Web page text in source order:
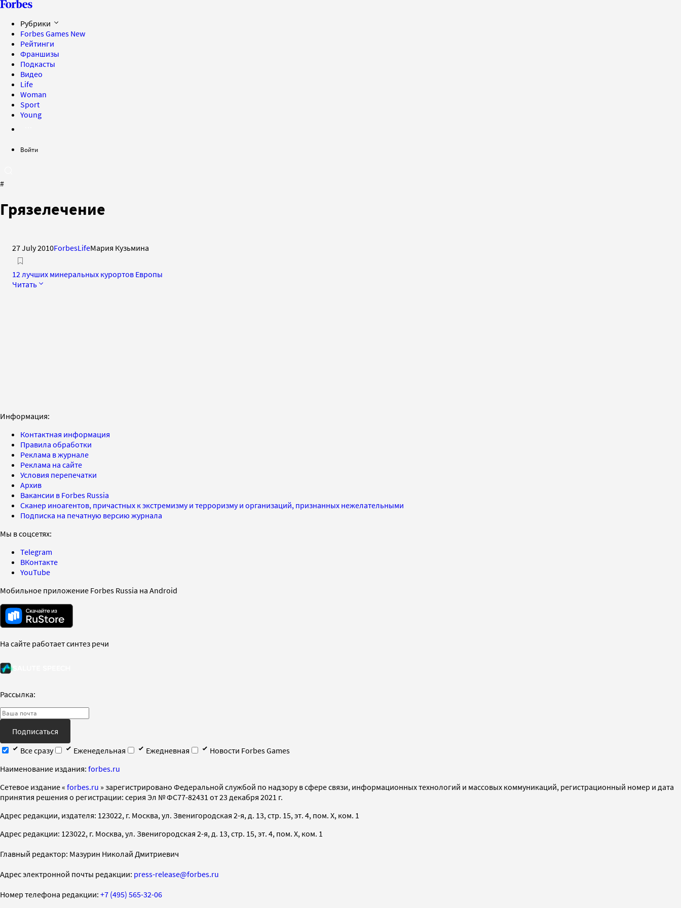
Рубрики
Forbes Games New
Рейтинги
Франшизы
Подкасты
Видео
Life
Woman
Sport
Young
Войти
#
Грязелечение
27 July 2010ForbesLifeМария Кузьмина
12 лучших минеральных курортов Европы
Читать
Информация:
Контактная информация
Правила обработки
Реклама в журнале
Реклама на сайте
Условия перепечатки
Архив
Вакансии в Forbes Russia
Сканер иноагентов, причастных к экстремизму и терроризму и организаций, признанных нежелательными
Подписка на печатную версию журнала
Мы в соцсетях:
Telegram
ВКонтакте
YouTube
Мобильное приложение Forbes Russia на Android
На сайте работает синтез речи
Рассылка:
Подписаться
Все сразу
Еженедельная Ежедневная
Новости Forbes Games
Наименование издания: forbes.ru
Cетевое издание « forbes.ru » зарегистрировано Федеральной службой по надзору в сфере связи, информационных технологий и массовых коммуникаций, регистрационный номер и дата
принятия решения о регистрации: серия Эл № ФС77-82431 от 23 декабря 2021 г.
Адрес редакции, издателя: 123022, г. Москва, ул. Звенигородская 2-я, д. 13, стр. 15, эт. 4, пом. X, ком. 1
Адрес редакции: 123022, г. Москва, ул. Звенигородская 2-я, д. 13, стр. 15, эт. 4, пом. X, ком. 1
Главный редактор: Мазурин Николай Дмитриевич
Адрес электронной почты редакции: press-release@forbes.ru
Номер телефона редакции: +7 (495) 565-32-06